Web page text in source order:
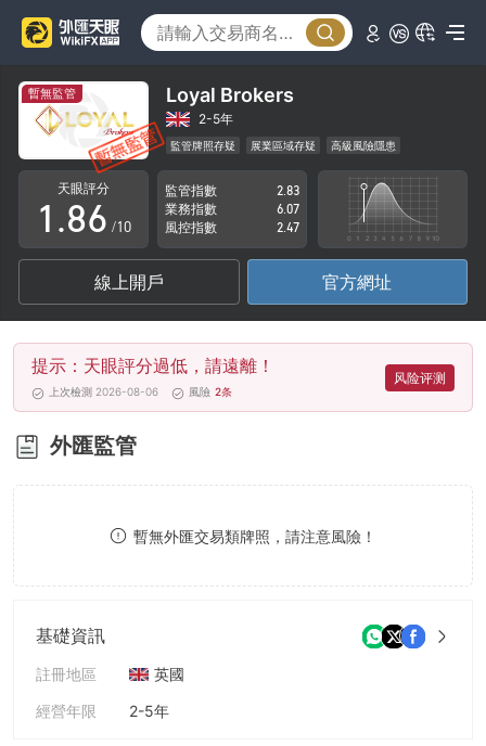
暫無監管 Loyal Brokers
2-5年
監管牌照存疑 展業區域存疑 高級風險隱患
天眼評分
0
1
2
3
4
5
6
7
.
4
5
6
7
8
9
2
3
4
5
6
7
8
9
/10
監管指數
2.83
業務指數
6.07
風控指數
2.47
線上開戶 官方網址
提示：天眼評分過低，請遠離！
上次檢測 2026-08-06 風險 2条
风险评测
外匯監管
暫無外匯交易類牌照，請注意風險！
基礎資訊
註冊地區
英國
經營年限
2-5年